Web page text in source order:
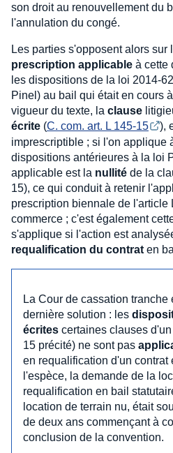
son droit au renouvellement du
l'annulation du congé.
Les parties s'opposent alors sur
prescription applicable à cette
les dispositions de la loi 2014-
Pinel) au bail qui était en cours
vigueur du texte, la clause
écrite (C. com. art. L 145-15
),
imprescriptible ; si l'on applique
dispositions antérieures à la loi
applicable est la nullité de la
15), ce qui conduit à retenir
prescription biennale de l'article
commerce ; c'est également
s'applique si l'action est
requalification du contrat en
La Cour de cassation tranche
dernière solution : les
écrites certaines clauses
15 précité) ne sont pas
en requalification d'un contrat
l'espèce, la demande de la
requalification en bail
location de terrain nu, était
de deux ans commençant à
conclusion de la convention.